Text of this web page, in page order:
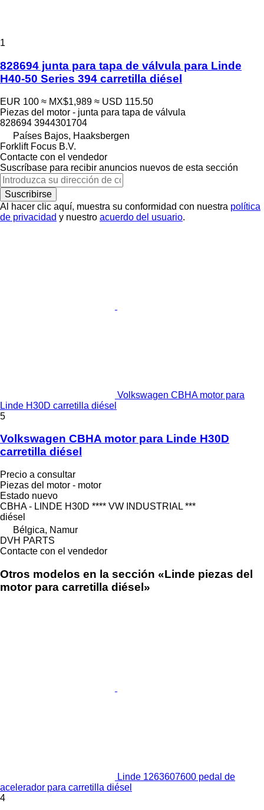
1
828694 junta para tapa de válvula para Linde
H40-50 Series 394 carretilla diésel
EUR 100 ≈ MX$1,989 ≈ USD 115.50
Piezas del motor - junta para tapa de válvula
828694 3944301704
Países Bajos, Haaksbergen
Forklift Focus B.V.
Contacte con el vendedor
Suscríbase para recibir anuncios nuevos de esta sección
Suscribirse
Al hacer clic aquí, muestra su conformidad con nuestra política
de privacidad y nuestro acuerdo del usuario.
Volkswagen CBHA motor para
Linde H30D carretilla diésel
5
Volkswagen CBHA motor para Linde H30D
carretilla diésel
Precio a consultar
Piezas del motor - motor
Estado nuevo
CBHA - LINDE H30D **** VW INDUSTRIAL ***
diésel
Bélgica, Namur
DVH PARTS
Contacte con el vendedor
Otros modelos en la sección «Linde piezas del
motor para carretilla diésel»
Linde 1263607600 pedal de
acelerador para carretilla diésel
4